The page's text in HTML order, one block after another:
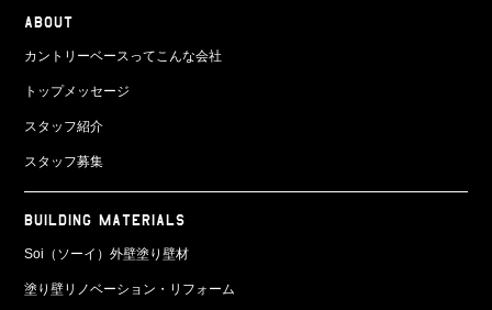
ABOUT
カントリーベースってこんな会社
トップメッセージ
スタッフ紹介
スタッフ募集
BUILDING MATERIALS
Soi（ソーイ）外壁塗り壁材
塗り壁リノベーション・リフォーム